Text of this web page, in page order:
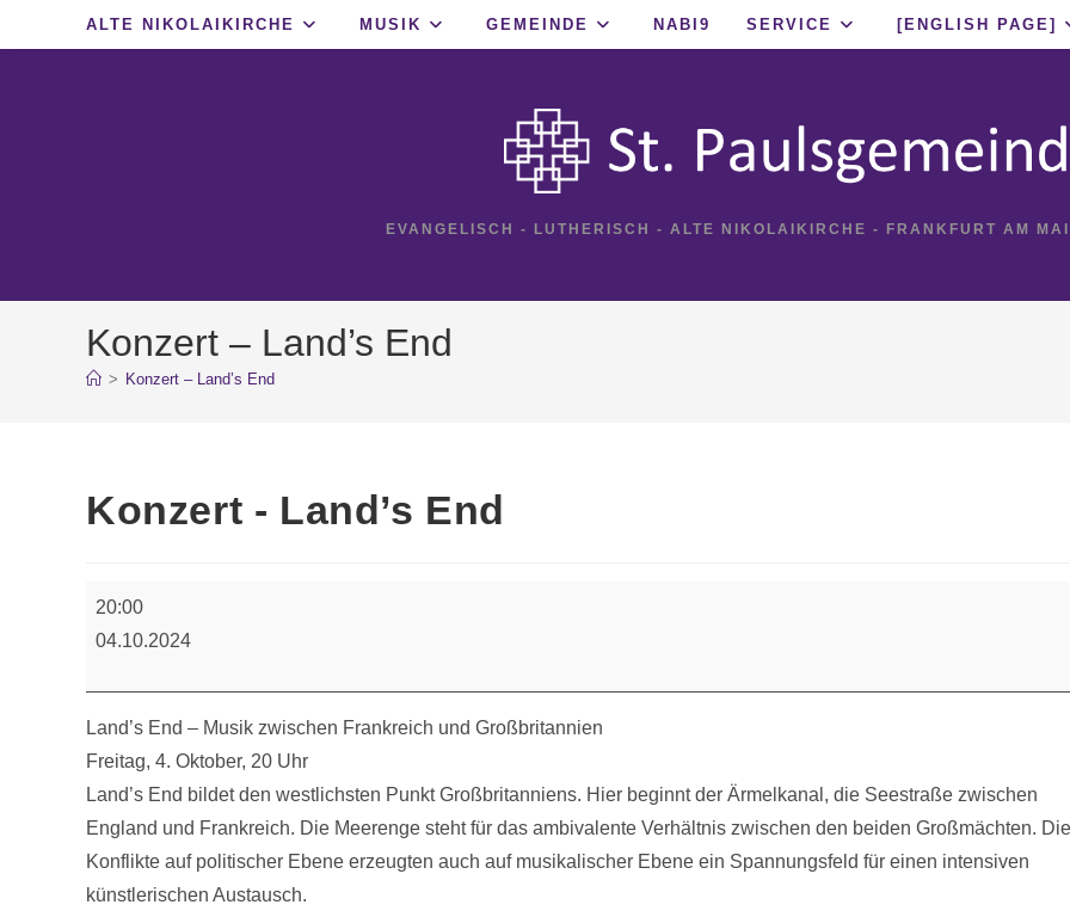
ALTE NIKOLAIKIRCHE MUSIK GEMEINDE NABI9 SERVICE [ENGLISH PAGE]
EVANGELISCH - LUTHERISCH - ALTE NIKOLAIKIRCHE - FRANKFURT AM
Konzert – Land’s End
> Konzert – Land’s End
Konzert - Land’s End
Konzert
20:00
04.10.2024
Land’s End – Musik zwischen Frankreich und Großbritannien
Freitag, 4. Oktober, 20 Uhr
Land’s End bildet den westlichsten Punkt Großbritanniens. Hier beginnt der Ärmelkanal, die Seestraße zwischen
England und Frankreich. Die Meerenge steht für das ambivalente Verhältnis zwischen den beiden Großmächten. Die
Konflikte auf politischer Ebene erzeugten auch auf musikalischer Ebene ein Spannungsfeld für einen intensiven
künstlerischen Austausch.